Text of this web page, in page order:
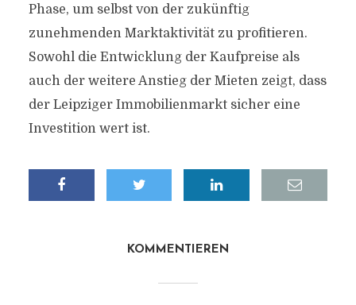
Phase, um selbst von der zukünftig
zunehmenden Marktaktivität zu profitieren.
Sowohl die Entwicklung der Kaufpreise als
auch der weitere Anstieg der Mieten zeigt, dass
der Leipziger Immobilienmarkt sicher eine
Investition wert ist.
KOMMENTIEREN